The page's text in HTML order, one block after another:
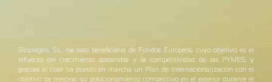
Bioplagen, S.L. ha sido beneficiaria de Fondos Europeos, cuyo objetivo es el
refuerzo del crecimiento sostenible y la competitividad de las PYMES, y
gracias al cual ha puesto en marcha un Plan de Internacionalización con el
objetivo de mejorar su posicionamiento competitivo en el exterior durante el